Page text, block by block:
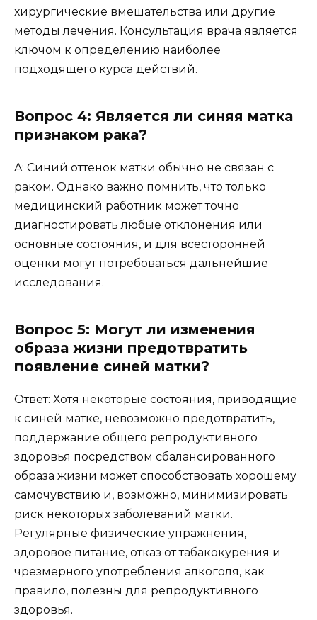
хирургические вмешательства или другие
методы лечения. Консультация врача является
ключом к определению наиболее
подходящего курса действий.
Вопрос 4: Является ли синяя матка
признаком рака?
A: Синий оттенок матки обычно не связан с
раком. Однако важно помнить, что только
медицинский работник может точно
диагностировать любые отклонения или
основные состояния, и для всесторонней
оценки могут потребоваться дальнейшие
исследования.
Вопрос 5: Могут ли изменения
образа жизни предотвратить
появление синей матки?
Ответ: Хотя некоторые состояния, приводящие
к синей матке, невозможно предотвратить,
поддержание общего репродуктивного
здоровья посредством сбалансированного
образа жизни может способствовать хорошему
самочувствию и, возможно, минимизировать
риск некоторых заболеваний матки.
Регулярные физические упражнения,
здоровое питание, отказ от табакокурения и
чрезмерного употребления алкоголя, как
правило, полезны для репродуктивного
здоровья.